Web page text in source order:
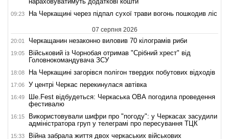
09:23 На Черкащині через підпал сухої трави вогонь пошкодив ліс
07 серпня 2026
20:01 Черкащанин незаконно виловив 70 кілограмів риби
19:05
Військовий із Чорнобая отримав "Срібний хрест" від
Головнокомандувача ЗСУ
18:08 На Черкащині загорівся полігон твердих побутових відходів
17:06 У центрі Черкас перекинулася автівка
16:49
Ше.Fest відбудеться: Черкаська ОВА погодила проведення
фестивалю
16:15
Використовували шифри про "погоду": у Черкасах засудили
адміністратора груп у телеграмі про пересування ТЦК
15:33 Війна забрала життя двох черкаських військових